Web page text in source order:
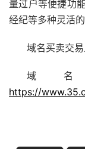
量过户等便捷功
经纪等多种灵活的
域名买卖交易
域
https://